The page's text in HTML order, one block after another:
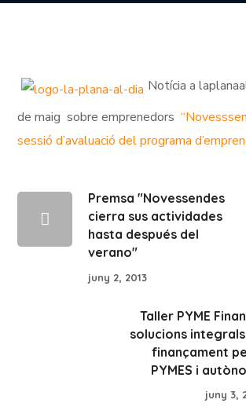
Notícia a
de maig sobre emprenedors
sessió d’avaluació del programa
Premsa "Novessendes
cierra sus actividades
hasta después del
verano"
juny 2, 2013
Taller PYME
solucions
finançament
PYMES i
juny 3,